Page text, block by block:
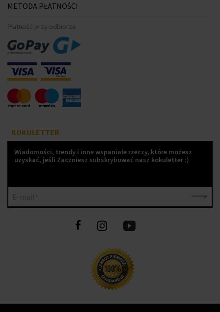
METODA PŁATNOŚCI
Płatność przy odbiorze
KOKULETTER
Wiadomości, trendy i inne wspaniałe rzeczy, które możesz
uzyskać, jeśli Zaczniesz subskrybować nasz kokuletter :)